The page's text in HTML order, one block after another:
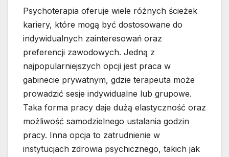
Psychoterapia oferuje wiele różnych ścieżek
kariery, które mogą być dostosowane do
indywidualnych zainteresowań oraz
preferencji zawodowych. Jedną z
najpopularniejszych opcji jest praca w
gabinecie prywatnym, gdzie terapeuta może
prowadzić sesje indywidualne lub grupowe.
Taka forma pracy daje dużą elastyczność oraz
możliwość samodzielnego ustalania godzin
pracy. Inna opcja to zatrudnienie w
instytucjach zdrowia psychicznego, takich jak